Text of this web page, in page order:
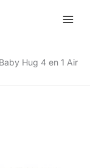
Hug 4 en 1 Air